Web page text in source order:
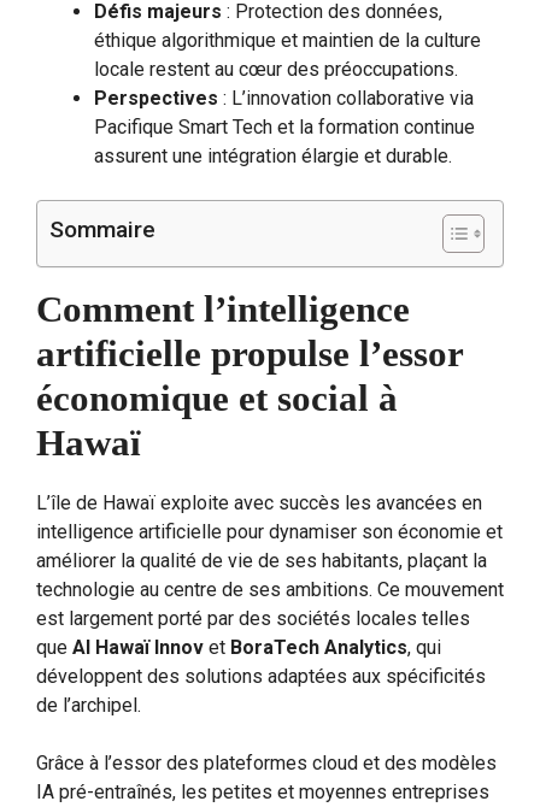
Défis majeurs : Protection des données,
éthique algorithmique et maintien de la culture
locale restent au cœur des préoccupations.
Perspectives : L’innovation collaborative via
Pacifique Smart Tech et la formation continue
assurent une intégration élargie et durable.
Sommaire
Comment l’intelligence
artificielle propulse l’essor
économique et social à
Hawaï
L’île de Hawaï exploite avec succès les avancées en
intelligence artificielle pour dynamiser son économie et
améliorer la qualité de vie de ses habitants, plaçant la
technologie au centre de ses ambitions. Ce mouvement
est largement porté par des sociétés locales telles
que AI Hawaï Innov et BoraTech Analytics, qui
développent des solutions adaptées aux spécificités
de l’archipel.
Grâce à l’essor des plateformes cloud et des modèles
IA pré-entraînés, les petites et moyennes entreprises